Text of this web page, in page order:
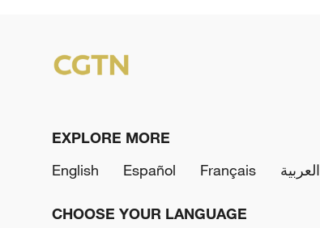
EXPLORE MORE
English
Español Français العربية
CHOOSE YOUR LANGUAGE